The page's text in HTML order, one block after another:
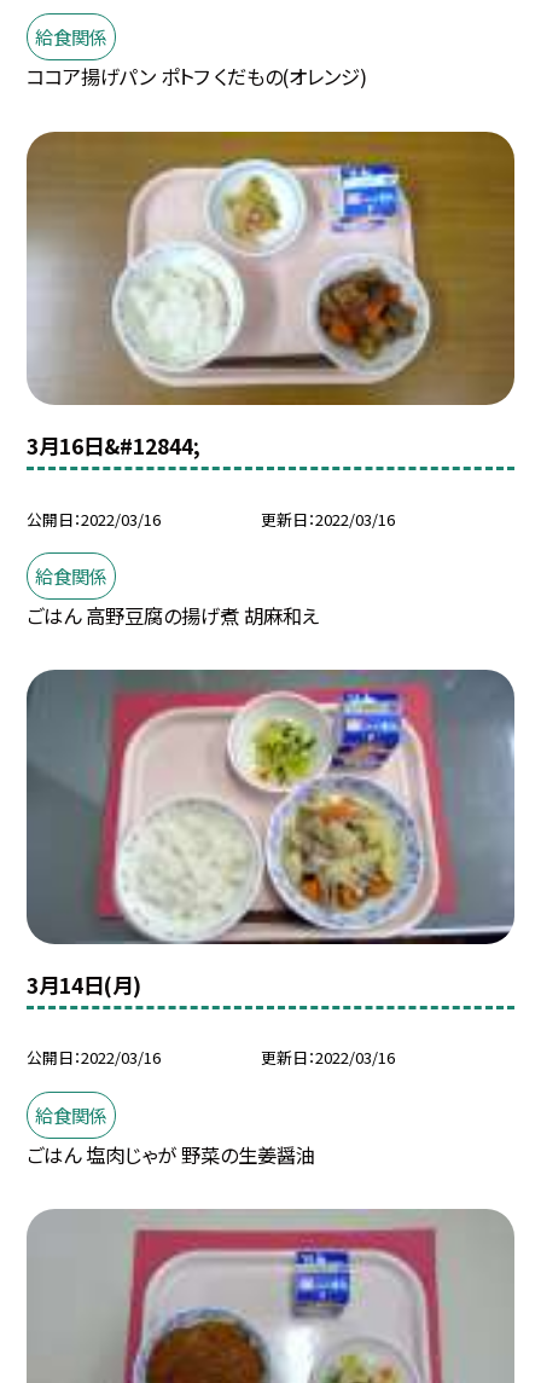
給食関係
ココア揚げパン ポトフ くだもの(オレンジ)
3月16日&#12844;
公開日 2022/03/16 更新日 2022/03/16
給食関係
ごはん 高野豆腐の揚げ煮 胡麻和え
3月14日(月)
公開日 2022/03/16 更新日 2022/03/16
給食関係
ごはん 塩肉じゃが 野菜の生姜醤油